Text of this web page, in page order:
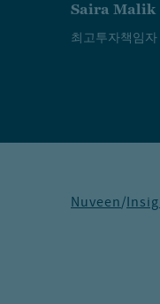
Saira Malik
최고투자책임자
Nuveen/